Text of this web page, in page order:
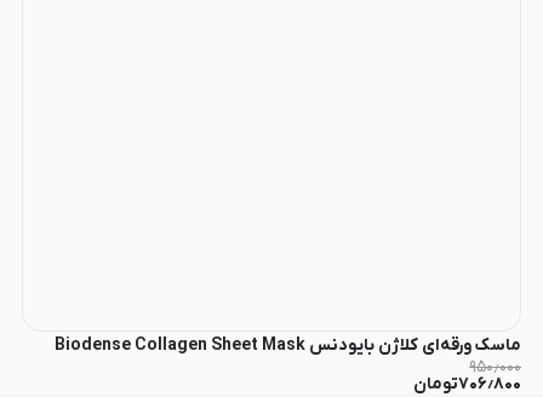
ماسک ورقه‌ای کلاژن بایودنس Biodense Collagen Sheet Mask
۹۵۰٫۰۰۰
۷۰۶٫۸۰۰تومان